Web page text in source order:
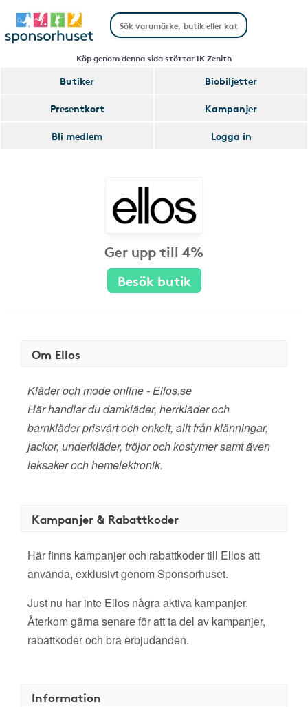
Köp genom denna sida stöttar IK Zenith
Butiker
Biobiljetter
Presentkort
Kampanjer
Bli medlem
Logga in
Ger upp till 4%
Besök butik
Om Ellos
Kläder och mode online - Ellos.se
Här handlar du damkläder, herrkläder och
barnkläder prisvärt och enkelt, allt från klänningar,
jackor, underkläder, tröjor och kostymer samt även
leksaker och hemelektronik.
Kampanjer & Rabattkoder
Här finns kampanjer och rabattkoder till Ellos att
använda, exklusivt genom Sponsorhuset.
Just nu har inte Ellos några aktiva kampanjer.
Återkom gärna senare för att ta del av kampanjer,
rabattkoder och bra erbjudanden.
Information